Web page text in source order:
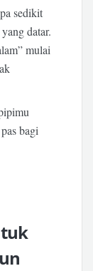
sedikit
datar.
mulai
bagi